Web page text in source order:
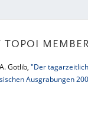
TOPOI
Gotlib, "Der
Ausgrabungen